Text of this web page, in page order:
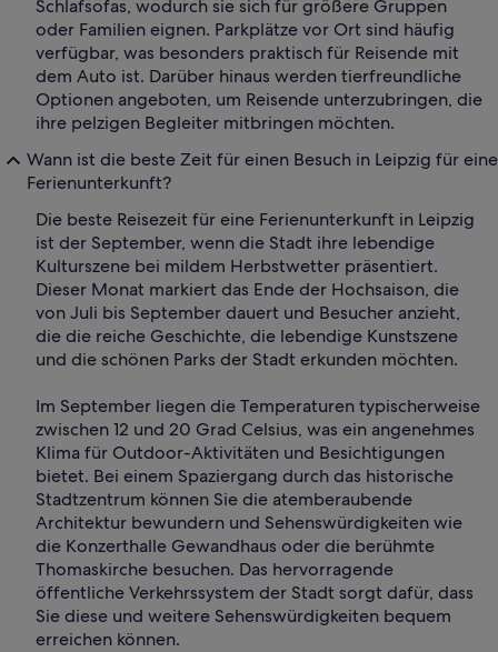
Schlafsofas, wodurch sie sich für größere Gruppen
oder Familien eignen. Parkplätze vor Ort sind häufig
verfügbar, was besonders praktisch für Reisende mit
dem Auto ist. Darüber hinaus werden tierfreundliche
Optionen angeboten, um Reisende unterzubringen, die
ihre pelzigen Begleiter mitbringen möchten.
Wann ist die beste Zeit für einen Besuch in Leipzig für eine
Ferienunterkunft?
Die beste Reisezeit für eine Ferienunterkunft in Leipzig
ist der September, wenn die Stadt ihre lebendige
Kulturszene bei mildem Herbstwetter präsentiert.
Dieser Monat markiert das Ende der Hochsaison, die
von Juli bis September dauert und Besucher anzieht,
die die reiche Geschichte, die lebendige Kunstszene
und die schönen Parks der Stadt erkunden möchten.
Im September liegen die Temperaturen typischerweise
zwischen 12 und 20 Grad Celsius, was ein angenehmes
Klima für Outdoor-Aktivitäten und Besichtigungen
bietet. Bei einem Spaziergang durch das historische
Stadtzentrum können Sie die atemberaubende
Architektur bewundern und Sehenswürdigkeiten wie
die Konzerthalle Gewandhaus oder die berühmte
Thomaskirche besuchen. Das hervorragende
öffentliche Verkehrssystem der Stadt sorgt dafür, dass
Sie diese und weitere Sehenswürdigkeiten bequem
erreichen können.